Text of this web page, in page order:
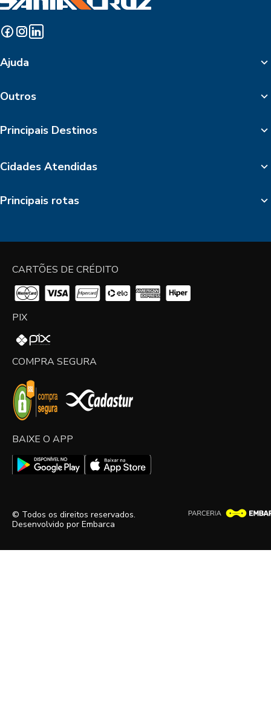
Ajuda
Outros
Principais Destinos
Cidades Atendidas
Principais rotas
CARTÕES DE CRÉDITO
PIX
COMPRA SEGURA
BAIXE O APP
© Todos os direitos reservados.
Desenvolvido por Embarca